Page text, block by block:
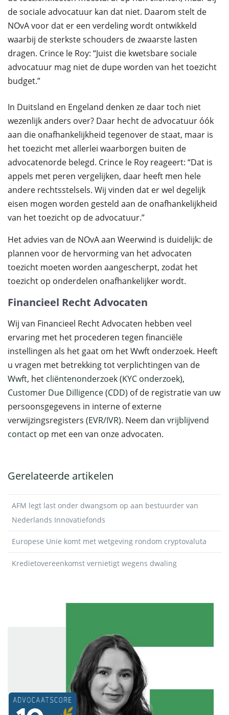
de sociale advocatuur kan dat niet. Daarom stelt de
NOvA voor dat er een verdeling wordt ontwikkeld
waarbij de sterkste schouders de zwaarste lasten
dragen. Crince le Roy: “Juist die kwetsbare sociale
advocatuur mag niet de dupe worden van het toezicht
budget.”
In Duitsland en Engeland denken ze daar toch niet
wezenlijk anders over? Daar hecht de advocatuur óók
aan die onafhankelijkheid tegenover de staat, maar is
het toezicht met allerlei waarborgen buiten de
advocatenorde belegd. Crince le Roy reageert: “Dat is
appels met peren vergelijken, daar heeft men hele
andere rechtsstelsels. Wij vinden dat er wel degelijk
eisen mogen worden gesteld aan de onafhankelijkheid
van het toezicht op de advocatuur.”
Het advies van de NOvA aan Weerwind is duidelijk: de
plannen voor de hervorming van het advocaten
toezicht moeten worden aangescherpt, zodat het
toezicht op onderdelen onafhankelijker wordt.
Financieel Recht Advocaten
Wij van Financieel Recht Advocaten hebben veel
ervaring met het procederen tegen financiële
instellingen als het gaat om het Wwft onderzoek. Heeft
u vragen met betrekking tot verplichtingen van de
Wwft, het cliëntenonderzoek(KYC onderzoek),
Customer Due Dilligence (CDD) of de registratie van uw
persoonsgegevens in interne of externe
verwijzingsregisters (EVR/IVR). Neem dan vrijblijvend
contact op met een van onze advocaten.
Gerelateerde artikelen
AFM legt last onder dwangsom op aan bestuurder van
Nederlands Innovatiefonds
Europese Unie komt met wetgeving rondom cryptovaluta
Kredietovereenkomst vernietigt wegens dwaling